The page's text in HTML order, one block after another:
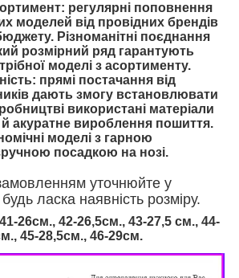
регулярні поповнення
моделей від провідних брендів
Різноманітні поєднання
розмірний ряд гарантують
моделі з асортименту.
прямі постачання від
дають змогу встановлювати
використані матеріали
й акуратне вироблення пошиття.
моделі з гарною
посадкою на нозі.
уточнюйте у
ласка наявність розміру.
26см., 42-26,5см., 43-27,5 см., 44-
45-28,5см., 46-29см.